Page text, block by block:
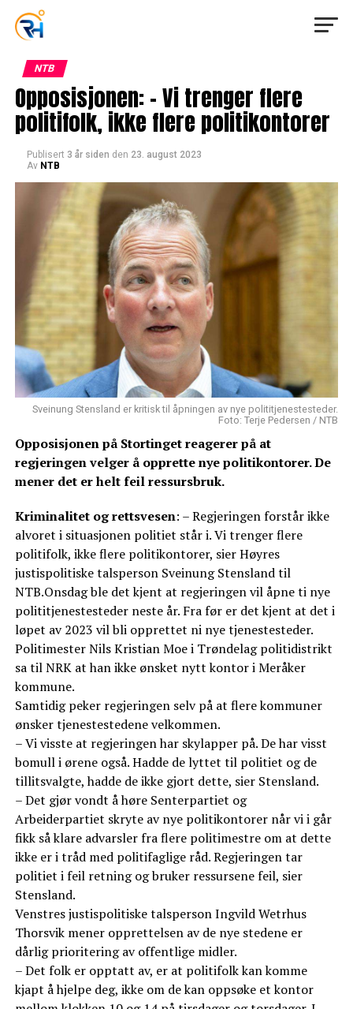
NTB
Opposisjonen: – Vi trenger flere
politifolk, ikke flere politikontorer
Publisert 3 år siden den 23. august 2023
Av NTB
Sveinung Stensland er kritisk til åpningen av nye polititjenestesteder.
Foto: Terje Pedersen / NTB
Opposisjonen på Stortinget reagerer på at
regjeringen velger å opprette nye politikontorer. De
mener det er helt feil ressursbruk.
Kriminalitet og rettsvesen: – Regjeringen forstår ikke
alvoret i situasjonen politiet står i. Vi trenger flere
politifolk, ikke flere politikontorer, sier Høyres
justispolitiske talsperson Sveinung Stensland til
NTB.Onsdag ble det kjent at regjeringen vil åpne ti nye
polititjenestesteder neste år. Fra før er det kjent at det i
løpet av 2023 vil bli opprettet ni nye tjenestesteder.
Politimester Nils Kristian Moe i Trøndelag politidistrikt
sa til NRK at han ikke ønsket nytt kontor i Meråker
kommune.
Samtidig peker regjeringen selv på at flere kommuner
ønsker tjenestestedene velkommen.
– Vi visste at regjeringen har skylapper på. De har visst
bomull i ørene også. Hadde de lyttet til politiet og de
tillitsvalgte, hadde de ikke gjort dette, sier Stensland.
– Det gjør vondt å høre Senterpartiet og
Arbeiderpartiet skryte av nye politikontorer når vi i går
fikk så klare advarsler fra flere politimestre om at dette
ikke er i tråd med politifaglige råd. Regjeringen tar
politiet i feil retning og bruker ressursene feil, sier
Stensland.
Venstres justispolitiske talsperson Ingvild Wetrhus
Thorsvik mener opprettelsen av de nye stedene er
dårlig prioritering av offentlige midler.
– Det folk er opptatt av, er at politifolk kan komme
kjapt å hjelpe deg, ikke om de kan oppsøke et kontor